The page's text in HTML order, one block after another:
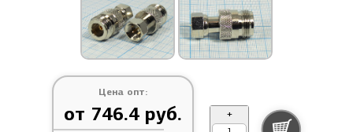
Цена опт:
от 746.4 руб. +